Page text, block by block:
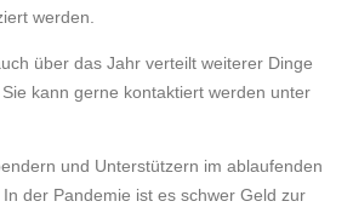
werden.
über das Jahr verteilt weiterer Dinge
kann gerne kontaktiert werden unter
und Unterstützern im ablaufenden
der Pandemie ist es schwer Geld zur